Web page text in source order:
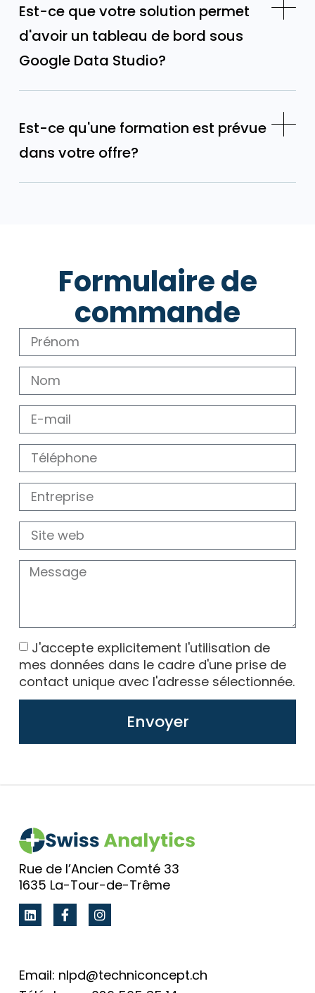
Est-ce que votre solution permet
d'avoir un tableau de bord sous
Google Data Studio?
Est-ce qu'une formation est prévue
dans votre offre?
Formulaire de
commande
J'accepte explicitement l'utilisation de
mes données dans le cadre d'une prise de
contact unique avec l'adresse sélectionnée.
Envoyer
Rue de l’Ancien Comté 33
1635 La-Tour-de-Trême
Email: nlpd@techniconcept.ch